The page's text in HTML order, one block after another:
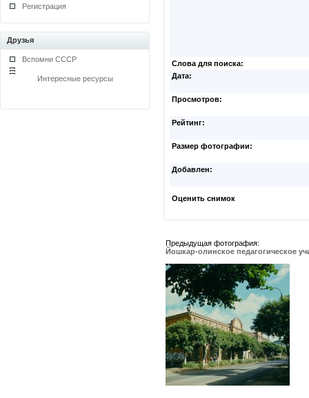
Регистрация
Друзья
Вспомни СССР
Интересные ресурсы
Слова для поиска:
Дата:
Просмотров:
Рейтинг:
Размер фотографии:
Добавлен:
Оценить снимок
Предыдущая фотография:
Йошкар-олинское педагогическое